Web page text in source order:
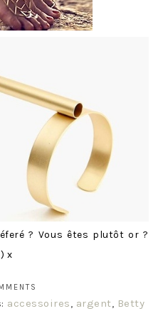
? Vous êtes plutôt or ?
x
accessoires, argent, Betty